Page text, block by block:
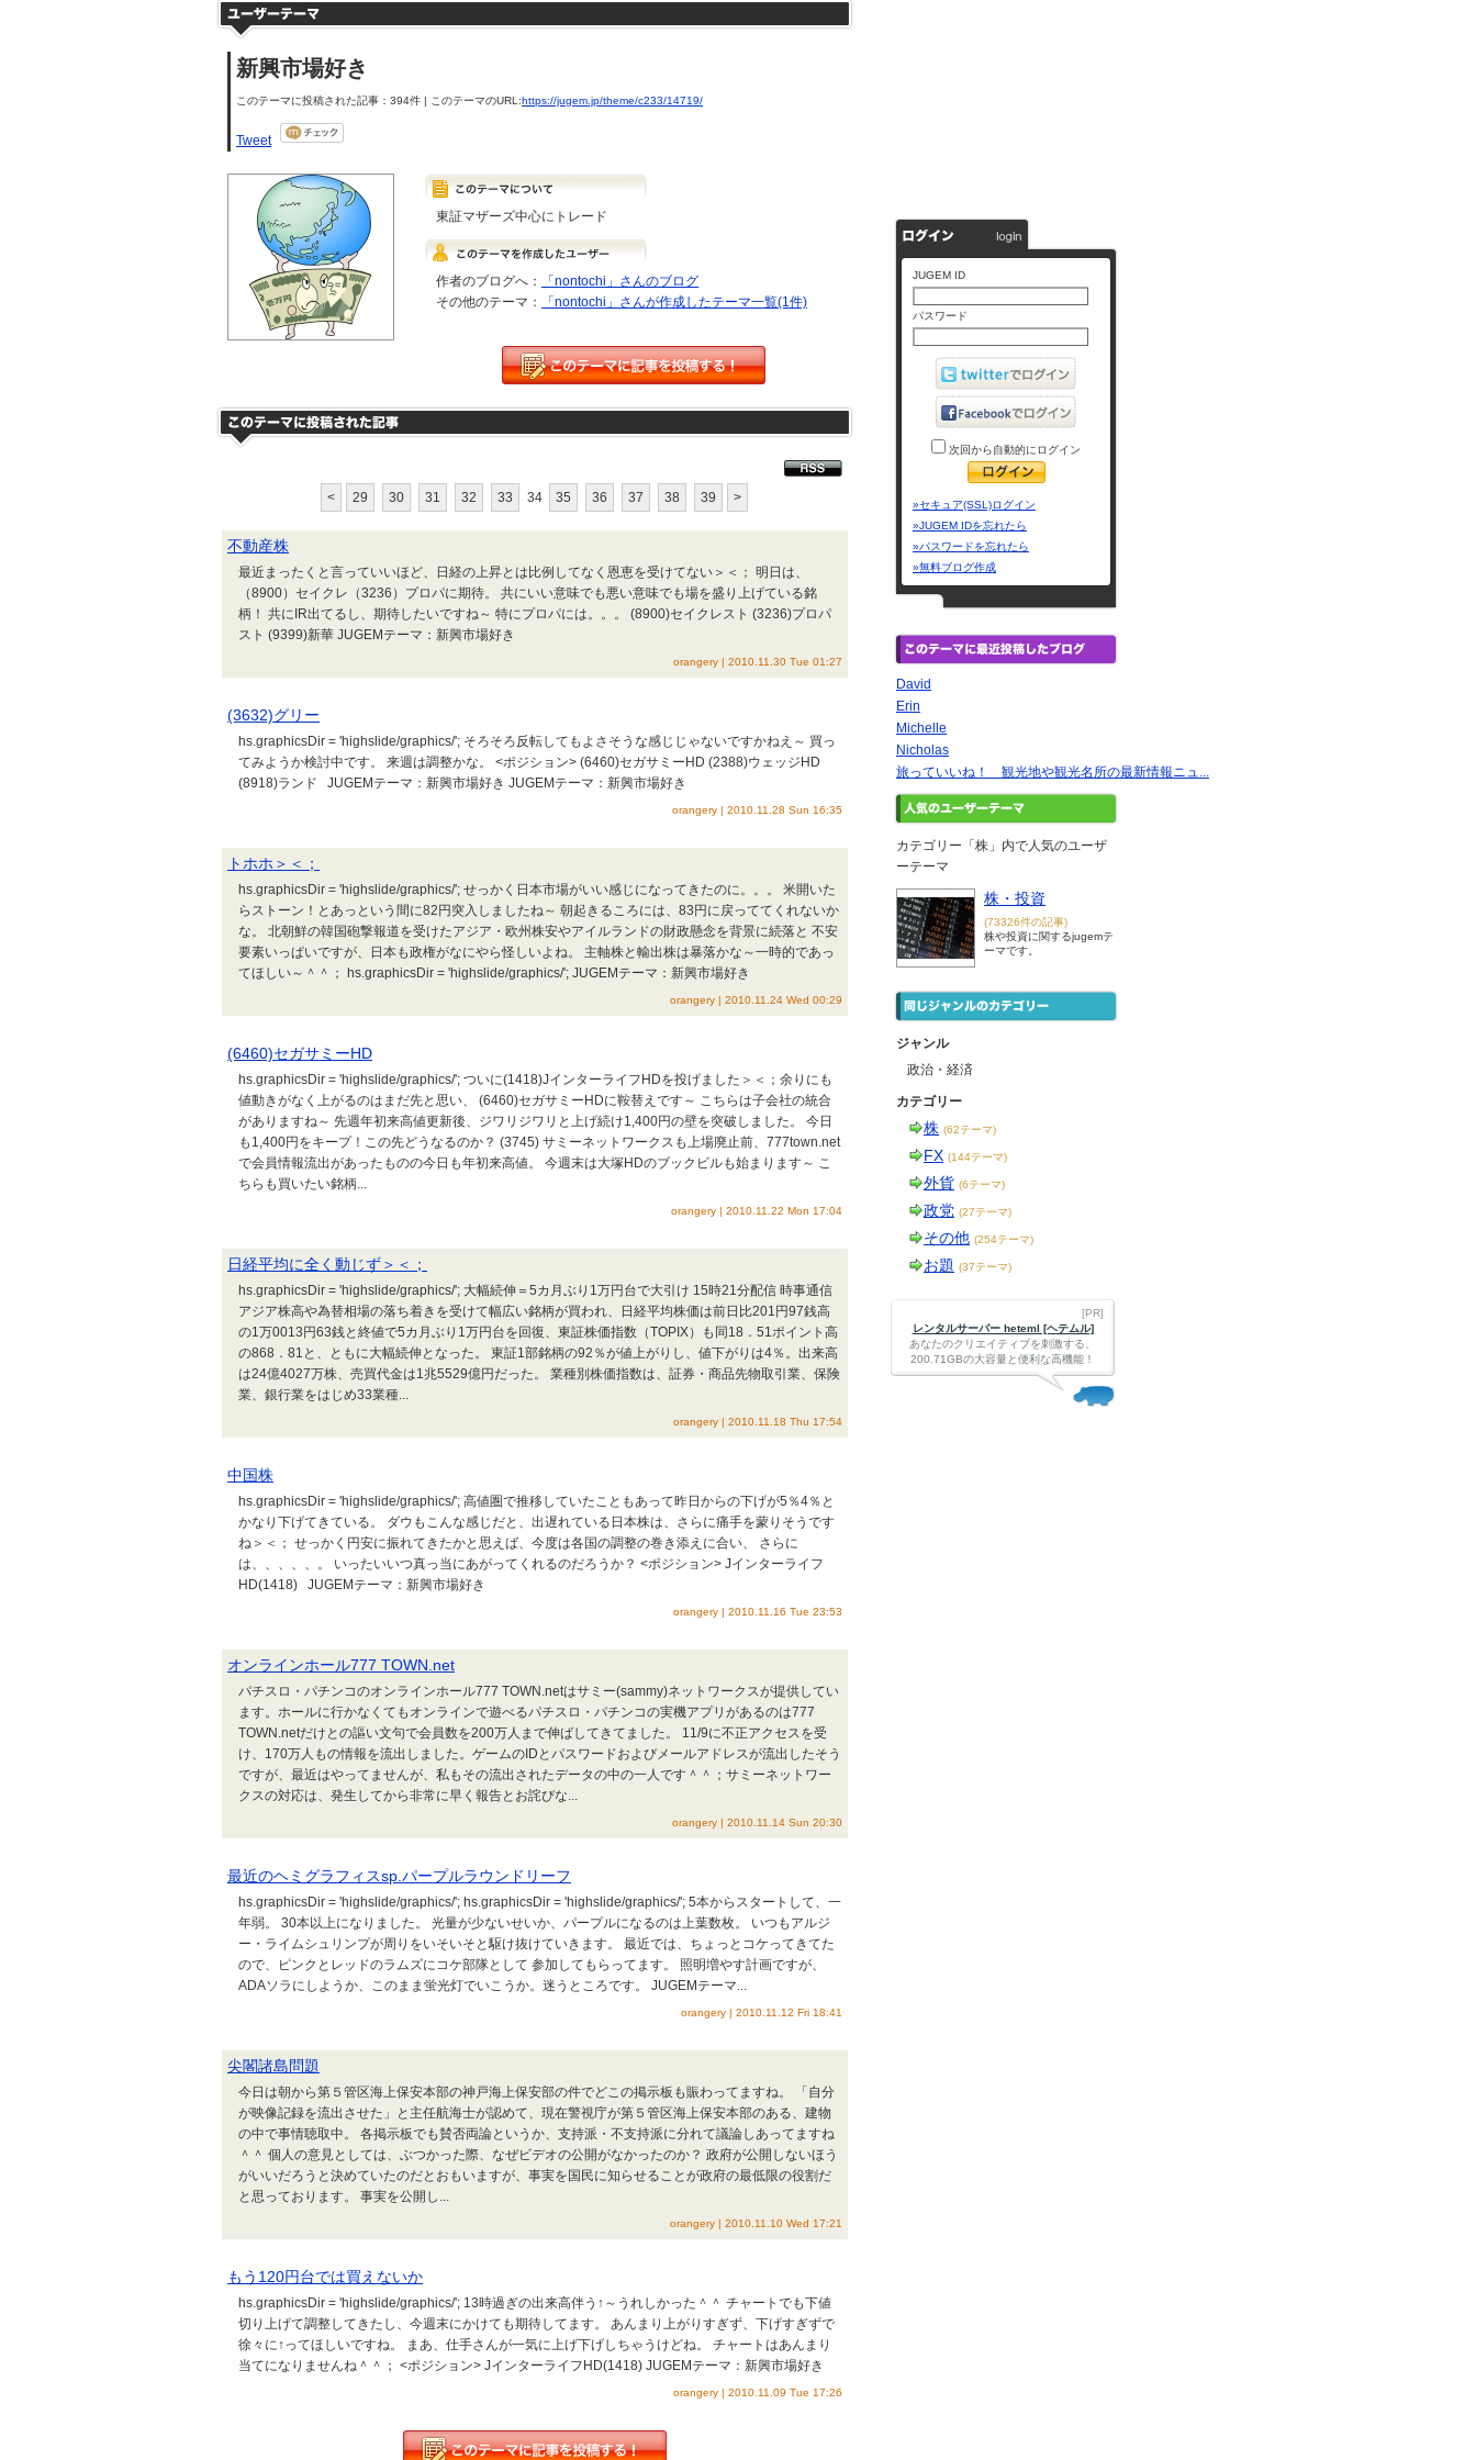
新興市場好き
このテーマに投稿された記事：394件 | このテーマのURL:https://jugem.jp/theme/c233/14719/
Tweet
東証マザーズ中心にトレード
作者のブログへ：
「nontochi」さんのブログ
その他のテーマ：
「nontochi」さんが作成したテーマ一覧(1件)
< 29 30 31 32 33 34 35 36 37 38 39 >
不動産株
最近まったくと言っていいほど、日経の上昇とは比例してなく恩恵を受けてない＞＜； 明日は、
（8900）セイクレ（3236）プロパに期待。 共にいい意味でも悪い意味でも場を盛り上げている銘
柄！ 共にIR出てるし、期待したいですね～ 特にプロパには。。。 (8900)セイクレスト (3236)プロパ
スト (9399)新華 JUGEMテーマ：新興市場好き
orangery | 2010.11.30 Tue 01:27
(3632)グリー
hs.graphicsDir = 'highslide/graphics/'; そろそろ反転してもよさそうな感じじゃないですかねえ～ 買っ
てみようか検討中です。 来週は調整かな。 <ポジション> (6460)セガサミーHD (2388)ウェッジHD
(8918)ランド JUGEMテーマ：新興市場好き JUGEMテーマ：新興市場好き
orangery | 2010.11.28 Sun 16:35
トホホ＞＜；
hs.graphicsDir = 'highslide/graphics/'; せっかく日本市場がいい感じになってきたのに。。。 米開いた
らストーン！とあっという間に82円突入しましたね～ 朝起きるころには、83円に戻っててくれないか
な。 北朝鮮の韓国砲撃報道を受けたアジア・欧州株安やアイルランドの財政懸念を背景に続落と 不安
要素いっぱいですが、日本も政権がなにやら怪しいよね。 主軸株と輸出株は暴落かな～一時的であっ
てほしい～＾＾； hs.graphicsDir = 'highslide/graphics/'; JUGEMテーマ：新興市場好き
orangery | 2010.11.24 Wed 00:29
(6460)セガサミーHD
hs.graphicsDir = 'highslide/graphics/'; ついに(1418)JインターライフHDを投げました＞＜；余りにも
値動きがなく上がるのはまだ先と思い、 (6460)セガサミーHDに鞍替えです～ こちらは子会社の統合
がありますね～ 先週年初来高値更新後、ジワリジワリと上げ続け1,400円の壁を突破しました。 今日
も1,400円をキープ！この先どうなるのか？ (3745) サミーネットワークスも上場廃止前、777town.net
で会員情報流出があったものの今日も年初来高値。 今週末は大塚HDのブックビルも始まります～ こ
ちらも買いたい銘柄...
orangery | 2010.11.22 Mon 17:04
日経平均に全く動じず＞＜；
hs.graphicsDir = 'highslide/graphics/'; 大幅続伸＝5カ月ぶり1万円台で大引け 15時21分配信 時事通信
アジア株高や為替相場の落ち着きを受けて幅広い銘柄が買われ、日経平均株価は前日比201円97銭高
の1万0013円63銭と終値で5カ月ぶり1万円台を回復、東証株価指数（TOPIX）も同18．51ポイント高
の868．81と、ともに大幅続伸となった。 東証1部銘柄の92％が値上がりし、値下がりは4％。出来高
は24億4027万株、売買代金は1兆5529億円だった。 業種別株価指数は、証券・商品先物取引業、保険
業、銀行業をはじめ33業種...
orangery | 2010.11.18 Thu 17:54
中国株
hs.graphicsDir = 'highslide/graphics/'; 高値圏で推移していたこともあって昨日からの下げが5％4％と
かなり下げてきている。 ダウもこんな感じだと、出遅れている日本株は、さらに痛手を蒙りそうです
ね＞＜； せっかく円安に振れてきたかと思えば、今度は各国の調整の巻き添えに合い、 さらに
は、、、、、。 いったいいつ真っ当にあがってくれるのだろうか？ <ポジション> Jインターライフ
HD(1418) JUGEMテーマ：新興市場好き
orangery | 2010.11.16 Tue 23:53
オンラインホール777 TOWN.net
パチスロ・パチンコのオンラインホール777 TOWN.netはサミー(sammy)ネットワークスが提供してい
ます。ホールに行かなくてもオンラインで遊べるパチスロ・パチンコの実機アプリがあるのは777
TOWN.netだけとの謳い文句で会員数を200万人まで伸ばしてきてました。 11/9に不正アクセスを受
け、170万人もの情報を流出しました。ゲームのIDとパスワードおよびメールアドレスが流出したそう
ですが、最近はやってませんが、私もその流出されたデータの中の一人です＾＾；サミーネットワー
クスの対応は、発生してから非常に早く報告とお詫びな...
orangery | 2010.11.14 Sun 20:30
最近のヘミグラフィスsp.パープルラウンドリーフ
hs.graphicsDir = 'highslide/graphics/'; hs.graphicsDir = 'highslide/graphics/'; 5本からスタートして、一
年弱。 30本以上になりました。 光量が少ないせいか、パープルになるのは上葉数枚。 いつもアルジ
ー・ライムシュリンプが周りをいそいそと駆け抜けていきます。 最近では、ちょっとコケってきてた
ので、ピンクとレッドのラムズにコケ部隊として 参加してもらってます。 照明増やす計画ですが、
ADAソラにしようか、このまま蛍光灯でいこうか。迷うところです。 JUGEMテーマ...
orangery | 2010.11.12 Fri 18:41
尖閣諸島問題
今日は朝から第５管区海上保安本部の神戸海上保安部の件でどこの掲示板も賑わってますね。 「自分
が映像記録を流出させた」と主任航海士が認めて、現在警視庁が第５管区海上保安本部のある、建物
の中で事情聴取中。 各掲示板でも賛否両論というか、支持派・不支持派に分れて議論しあってますね
＾＾ 個人の意見としては、ぶつかった際、なぜビデオの公開がなかったのか？ 政府が公開しないほう
がいいだろうと決めていたのだとおもいますが、事実を国民に知らせることが政府の最低限の役割だ
と思っております。 事実を公開し...
orangery | 2010.11.10 Wed 17:21
もう120円台では買えないか
hs.graphicsDir = 'highslide/graphics/'; 13時過ぎの出来高伴う↑～うれしかった＾＾ チャートでも下値
切り上げて調整してきたし、今週末にかけても期待してます。 あんまり上がりすぎず、下げすぎずで
徐々に↑ってほしいですね。 まあ、仕手さんが一気に上げ下げしちゃうけどね。 チャートはあんまり
当てになりませんね＾＾； <ポジション> JインターライフHD(1418) JUGEMテーマ：新興市場好き
orangery | 2010.11.09 Tue 17:26
JUGEM ID
パスワード
次回から自動的にログイン
»セキュア(SSL)ログイン
»JUGEM IDを忘れたら
»パスワードを忘れたら
»無料ブログ作成
David
Erin
Michelle
Nicholas
旅っていいね！ 観光地や観光名所の最新情報ニュ...
カテゴリー「株」内で人気のユーザ
ーテーマ
株・投資
(73326件の記事)
株や投資に関するjugemテ
ーマです。
ジャンル
政治・経済
カテゴリー
株 (62テーマ)
FX (144テーマ)
外貨 (6テーマ)
政党 (27テーマ)
その他 (254テーマ)
お題 (37テーマ)
[PR]
レンタルサーバー heteml [ヘテムル]
あなたのクリエイティブを刺激する、
200.71GBの大容量と便利な高機能！